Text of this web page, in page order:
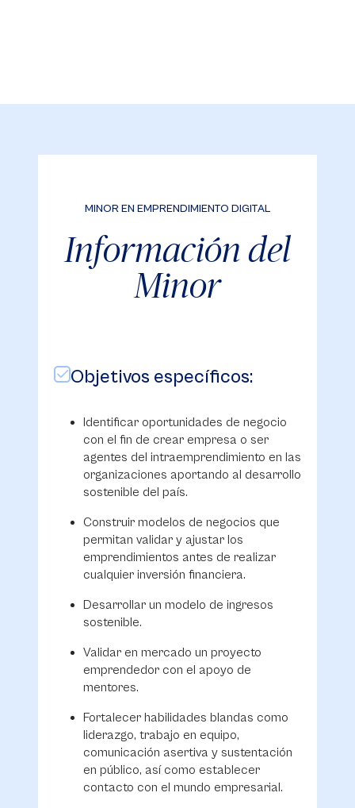
MINOR EN EMPRENDIMIENTO DIGITAL
Información del
Minor
Objetivos específicos:
Identificar oportunidades de negocio
con el fin de crear empresa o ser
agentes del intraemprendimiento en las
organizaciones aportando al desarrollo
sostenible del país.
Construir modelos de negocios que
permitan validar y ajustar los
emprendimientos antes de realizar
cualquier inversión financiera.
Desarrollar un modelo de ingresos
sostenible.
Validar en mercado un proyecto
emprendedor con el apoyo de
mentores.
Fortalecer habilidades blandas como
liderazgo, trabajo en equipo,
comunicación asertiva y sustentación
en público, así como establecer
contacto con el mundo empresarial.